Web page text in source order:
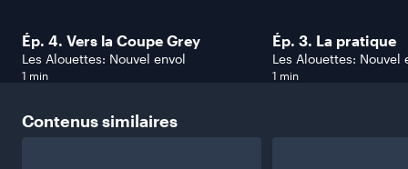
Ép. 4. Vers la Coupe Grey
Les Alouettes: Nouvel envol
1 min
Ép. 3. La pratique
Les Alouettes:
1 min
Contenussimilaires